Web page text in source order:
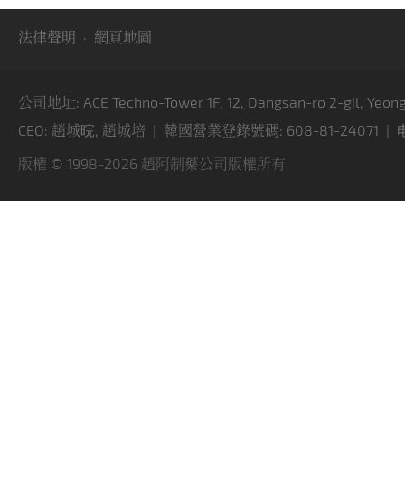
法律聲明 · 網頁地圖
公司地址: ACE Techno-Tower 1F, 12, Dangsan-ro 2-gil,
CEO: 趙城晥, 趙城培 | 韓國營業登錄號碼: 608-81-24071
版權 © 1998-2026 趙阿制藥公司版權所有